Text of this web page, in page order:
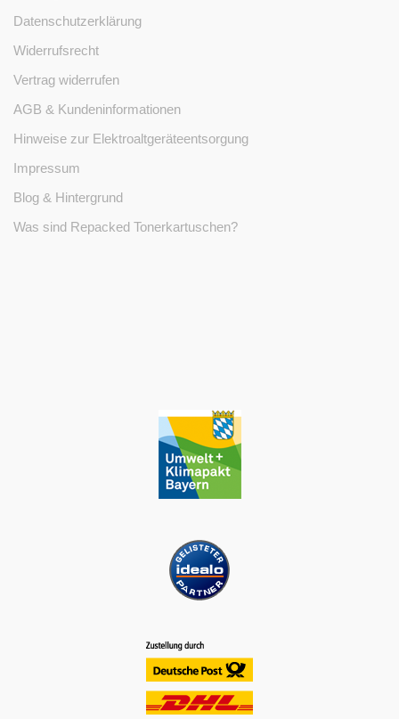
Datenschutzerklärung
Widerrufsrecht
Vertrag widerrufen
AGB & Kundeninformationen
Hinweise zur Elektroaltgeräteentsorgung
Impressum
Blog & Hintergrund
Was sind Repacked Tonerkartuschen?